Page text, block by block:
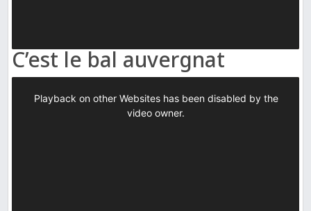
C’est le bal auvergnat